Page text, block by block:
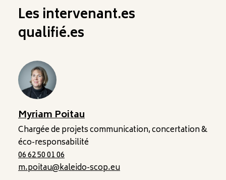
Les intervenant.es
qualifié.es
Myriam Poitau
Chargée de projets communication, concertation &
éco-responsabilité
06 62 50 01 06
m.poitau@kaleido-scop.eu